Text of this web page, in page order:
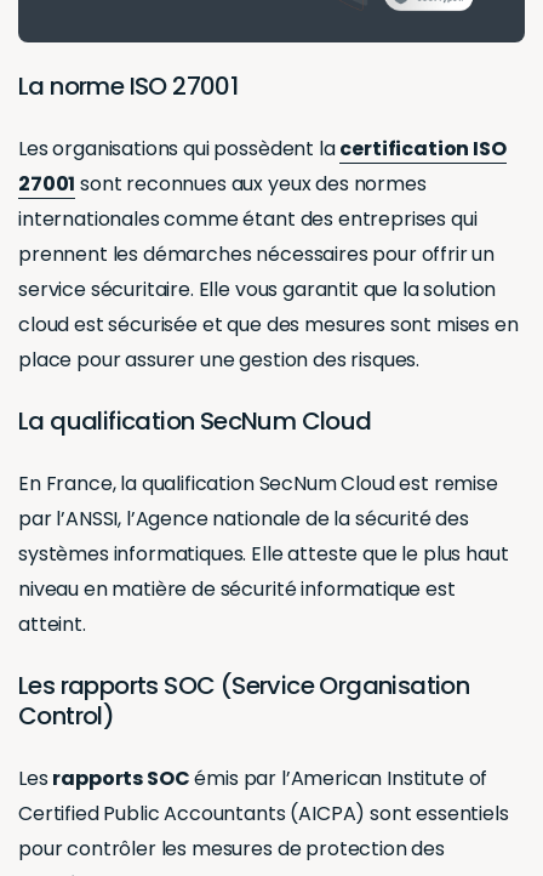
La norme ISO 27001
Les organisations qui possèdent lacertification ISO
27001 sont reconnues aux yeux des normes
internationales comme étant des entreprises qui
prennent les démarches nécessaires pour offrir un
service sécuritaire. Elle vous garantit que la solution
cloud est sécurisée et que des mesures sont mises en
place pour assurer une gestion des risques.
La qualification SecNum Cloud
En France, la qualification SecNum Cloud est remise
par l’ANSSI, l’Agence nationale de la sécurité des
systèmes informatiques. Elle atteste que le plus haut
niveau en matière de sécurité informatique est
atteint.
Les rapports SOC (Service Organisation
Control)
Lesrapports SOCémis par l’American Institute of
Certified Public Accountants (AICPA) sont essentiels
pour contrôler les mesures de protection des